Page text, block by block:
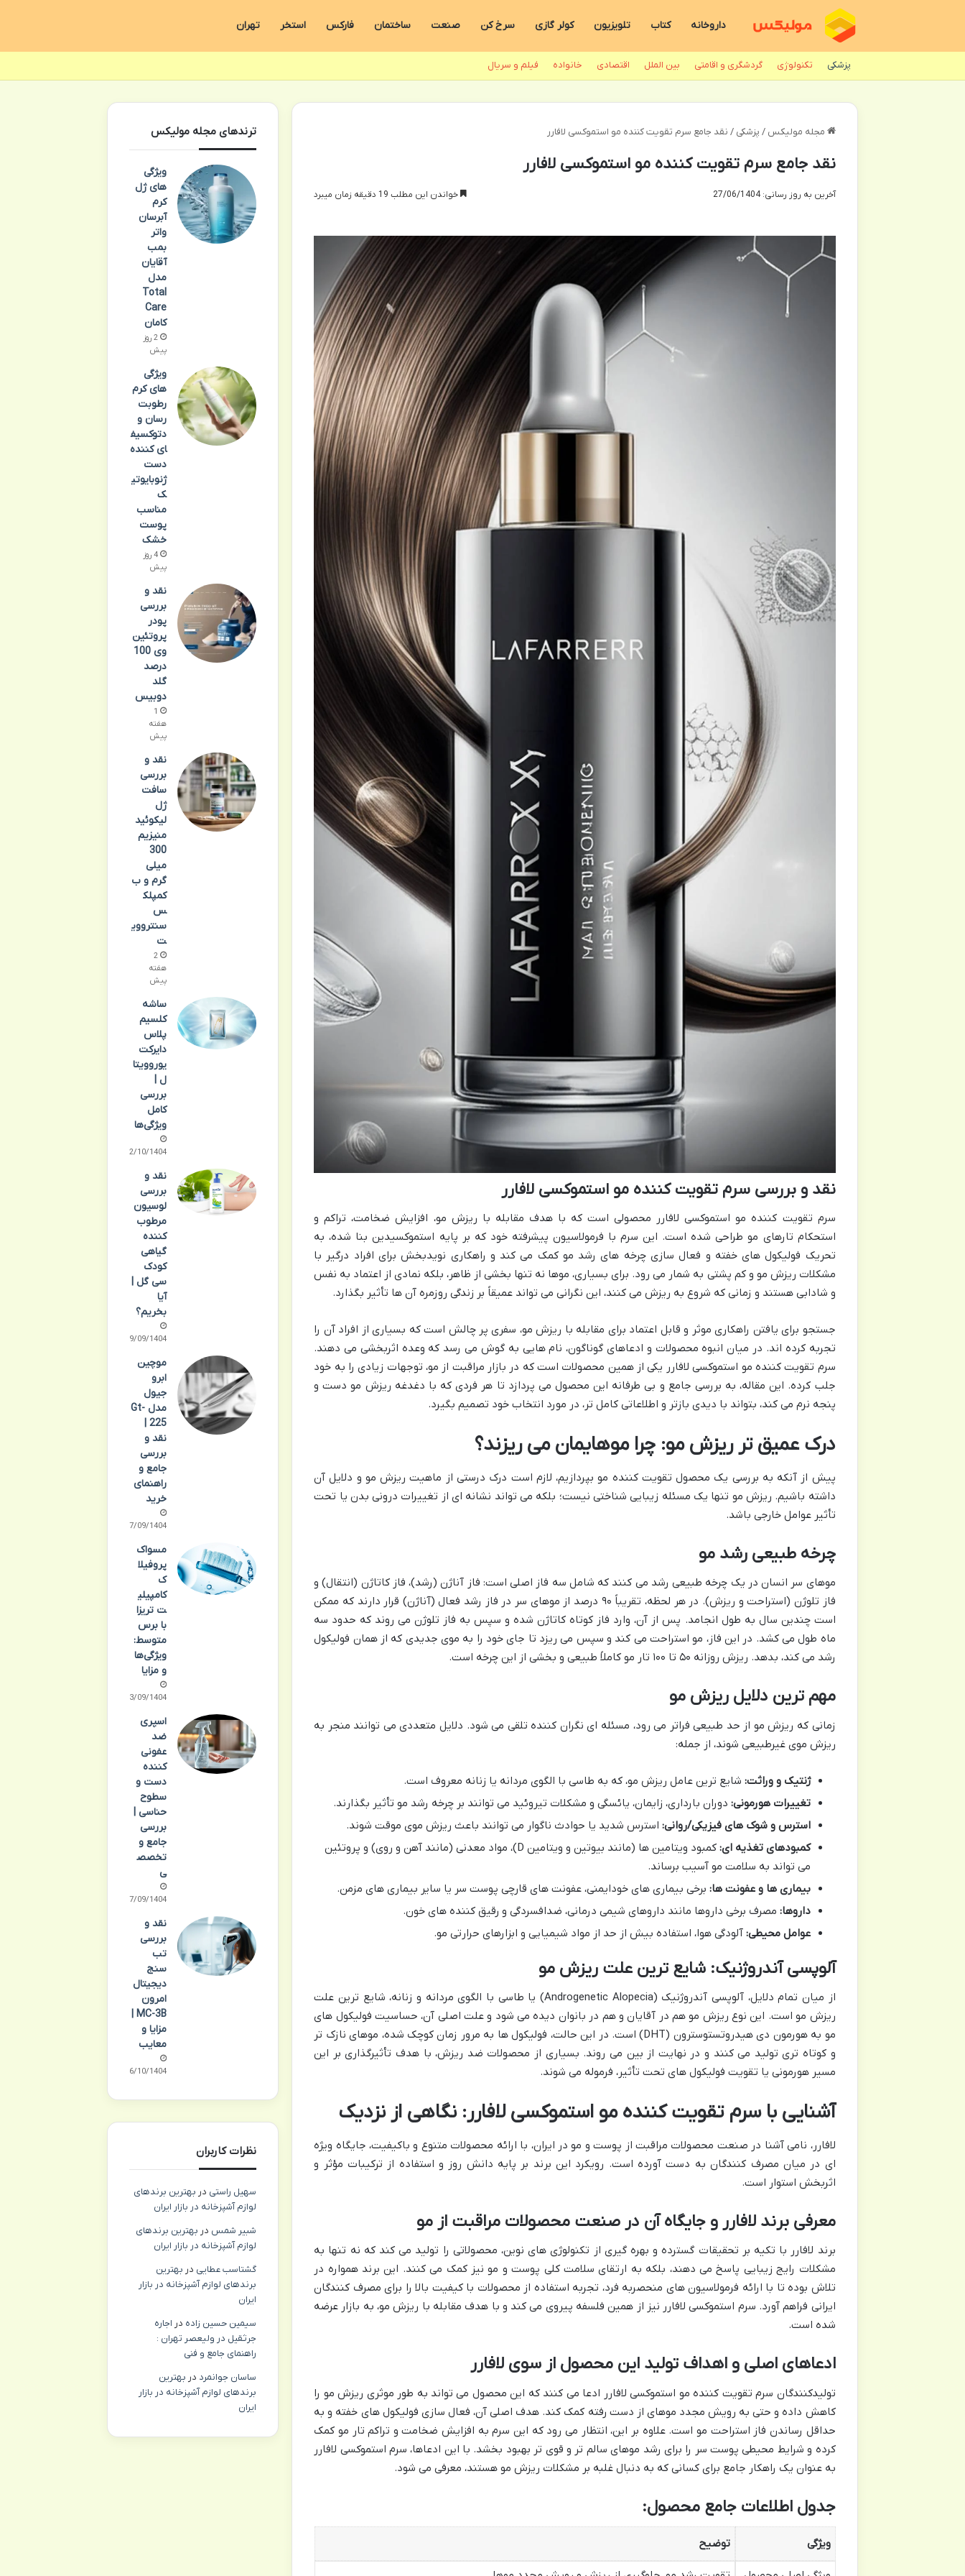
داروخانه کتاب تلویزیون کولر گازی سرخ کن صنعت ساختمان فارکس استخر تهران
پزشکی تکنولوژی گردشگری و اقامتی بین الملل اقتصادی خانواده فیلم و سریال
مجله مولیکس / پزشکی / نقد جامع سرم تقویت کننده مو استموکسی لافارر
نقد جامع سرم تقویت کننده مو استموکسی لافارر
آخرین به روز رسانی: 27/06/1404 خواندن این مطلب 19 دقیقه زمان میبرد
نقد و بررسی سرم تقویت کننده مو استموکسی لافارر
سرم تقویت کننده مو استموکسی لافارر محصولی است که با هدف مقابله با ریزش مو، افزایش ضخامت، تراکم و
استحکام تارهای مو طراحی شده است. این سرم با فرمولاسیون پیشرفته خود که بر پایه استموکسیدین بنا شده، به
تحریک فولیکول های خفته و فعال سازی چرخه های رشد مو کمک می کند و راهکاری نویدبخش برای افراد درگیر با
مشکلات ریزش مو و کم پشتی به شمار می رود. برای بسیاری، موها نه تنها بخشی از ظاهر، بلکه نمادی از اعتماد به نفس
و شادابی هستند و زمانی که شروع به ریزش می کنند، این نگرانی می تواند عمیقاً بر زندگی روزمره آن ها تأثیر بگذارد.
جستجو برای یافتن راهکاری موثر و قابل اعتماد برای مقابله با ریزش مو، سفری پر چالش است که بسیاری از افراد آن را
تجربه کرده اند. در میان انبوه محصولات و ادعاهای گوناگون، نام هایی به گوش می رسد که وعده اثربخشی می دهند.
سرم تقویت کننده مو استموکسی لافارر یکی از همین محصولات است که در بازار مراقبت از مو، توجهات زیادی را به خود
جلب کرده. این مقاله، به بررسی جامع و بی طرفانه این محصول می پردازد تا هر فردی که با دغدغه ریزش مو دست و
پنجه نرم می کند، بتواند با دیدی بازتر و اطلاعاتی کامل تر، در مورد انتخاب خود تصمیم بگیرد.
درک عمیق تر ریزش مو: چرا موهایمان می ریزند؟
پیش از آنکه به بررسی یک محصول تقویت کننده مو بپردازیم، لازم است درک درستی از ماهیت ریزش مو و دلایل آن
داشته باشیم. ریزش مو تنها یک مسئله زیبایی شناختی نیست؛ بلکه می تواند نشانه ای از تغییرات درونی بدن یا تحت
تأثیر عوامل خارجی باشد.
چرخه طبیعی رشد مو
موهای سر انسان در یک چرخه طبیعی رشد می کنند که شامل سه فاز اصلی است: فاز آناژن (رشد)، فاز کاتاژن (انتقال) و
فاز تلوژن (استراحت و ریزش). در هر لحظه، تقریباً ۹۰ درصد از موهای سر در فاز رشد فعال (آناژن) قرار دارند که ممکن
است چندین سال به طول انجامد. پس از آن، وارد فاز کوتاه کاتاژن شده و سپس به فاز تلوژن می روند که حدود سه
ماه طول می کشد. در این فاز، مو استراحت می کند و سپس می ریزد تا جای خود را به موی جدیدی که از همان فولیکول
رشد می کند، بدهد. ریزش روزانه ۵۰ تا ۱۰۰ تار مو کاملاً طبیعی و بخشی از این چرخه است.
مهم ترین دلایل ریزش مو
زمانی که ریزش مو از حد طبیعی فراتر می رود، مسئله ای نگران کننده تلقی می شود. دلایل متعددی می توانند منجر به
ریزش موی غیرطبیعی شوند، از جمله:
ژنتیک و وراثت: شایع ترین عامل ریزش مو، که به طاسی با الگوی مردانه یا زنانه معروف است.
تغییرات هورمونی: دوران بارداری، زایمان، یائسگی و مشکلات تیروئید می توانند بر چرخه رشد مو تأثیر بگذارند.
استرس و شوک های فیزیکی/روانی: استرس شدید یا حوادث ناگوار می توانند باعث ریزش موی موقت شوند.
کمبودهای تغذیه ای:
کمبود ویتامین ها (مانند بیوتین و ویتامین D)، مواد معدنی (مانند آهن و روی) و پروتئین
می تواند به سلامت مو آسیب برساند.
بیماری ها و عفونت ها: برخی بیماری های خودایمنی، عفونت های قارچی پوست سر یا سایر بیماری های مزمن.
داروها: مصرف برخی داروها مانند داروهای شیمی درمانی، ضدافسردگی و رقیق کننده های خون.
عوامل محیطی: آلودگی هوا، استفاده بیش از حد از مواد شیمیایی و ابزارهای حرارتی مو.
آلوپسی آندروژنیک: شایع ترین علت ریزش مو
از میان تمام دلایل، آلوپسی آندروژنیک (Androgenetic Alopecia) یا طاسی با الگوی مردانه و زنانه، شایع ترین علت
ریزش مو است. این نوع ریزش مو هم در آقایان و هم در بانوان دیده می شود و علت اصلی آن، حساسیت فولیکول های
مو به هورمون دی هیدروتستوسترون (DHT) است. در این حالت، فولیکول ها به مرور زمان کوچک شده، موهای نازک تر
و کوتاه تری تولید می کنند و در نهایت از بین می روند. بسیاری از محصولات ضد ریزش، با هدف تأثیرگذاری بر این
مسیر هورمونی یا تقویت فولیکول های تحت تأثیر، فرموله می شوند.
آشنایی با سرم تقویت کننده مو استموکسی لافارر: نگاهی از نزدیک
لافارر، نامی آشنا در صنعت محصولات مراقبت از پوست و مو در ایران، با ارائه محصولات متنوع و باکیفیت، جایگاه ویژه
ای در میان مصرف کنندگان به دست آورده است. رویکرد این برند بر پایه دانش روز و استفاده از ترکیبات مؤثر و
اثربخش استوار است.
معرفی برند لافارر و جایگاه آن در صنعت محصولات مراقبت از مو
برند لافارر با تکیه بر تحقیقات گسترده و بهره گیری از تکنولوژی های نوین، محصولاتی را تولید می کند که نه تنها به
مشکلات رایج زیبایی پاسخ می دهند، بلکه به ارتقای سلامت کلی پوست و مو نیز کمک می کنند. این برند همواره در
تلاش بوده تا با ارائه فرمولاسیون های منحصربه فرد، تجربه استفاده از محصولات با کیفیت بالا را برای مصرف کنندگان
ایرانی فراهم آورد. سرم استموکسی لافارر نیز از همین فلسفه پیروی می کند و با هدف مقابله با ریزش مو، به بازار عرضه
شده است.
ادعاهای اصلی و اهداف تولید این محصول از سوی لافارر
تولیدکنندگان سرم تقویت کننده مو استموکسی لافارر ادعا می کنند که این محصول می تواند به طور موثری ریزش مو را
کاهش داده و حتی به رویش مجدد موهای از دست رفته کمک کند. هدف اصلی آن، فعال سازی فولیکول های خفته و به
حداقل رساندن فاز استراحت مو است. علاوه بر این، انتظار می رود که این سرم به افزایش ضخامت و تراکم تار مو کمک
کرده و شرایط محیطی پوست سر را برای رشد موهای سالم تر و قوی تر بهبود بخشد. با این ادعاها، سرم استموکسی لافارر
به عنوان یک راهکار جامع برای کسانی که به دنبال غلبه بر مشکلات ریزش مو هستند، معرفی می شود.
جدول اطلاعات جامع محصول:
ویژگی توضیح
ترندهای مجله مولیکس
ویژگی
های ژل
کرم
آبرسان
واتر
بمب
آقایان
مدل
Total
Care
کامان
2 روز
پیش
ویژگی
های کرم
رطوبت
رسان و
دتوکسیف
ای کننده
دست
ژنوبایوتی
ک
مناسب
پوست
خشک
4 روز
پیش
نقد و
بررسی
پودر
پروتئین
وی 100
درصد
گلد
دوبیس
1
هفته
پیش
نقد و
بررسی
سافت
ژل
لیکوئید
منیزیم
300
میلی
گرم و ب
کمپلک
س
سنترووی
ت
2
هفته
پیش
ساشه
کلسیم
پلاس
دایرکت
یوروویتا
ل |
بررسی
کامل
ویژگی‌ها
02/10/1404
نقد و
بررسی
لوسیون
مرطوب
کننده
گیاهی
کودک
سی گل |
آیا
بخریم؟
29/09/1404
موچین
ابرو
جیول
مدل Gt-
225 |
نقد و
بررسی
جامع و
راهنمای
خرید
27/09/1404
مسواک
پروفیلا
ک
کامپیلی
ت تریزا
با برس
متوسط:
ویژگی‌ها
و مزایا
23/09/1404
اسپری
ضد
عفونی
کننده
دست و
سطوح
حناسی |
بررسی
جامع و
تخصص
ی
17/09/1404
نقد و
بررسی
تب
سنج
دیجیتال
امرون
MC-3B |
مزایا و
معایب
06/10/1404
نظرات کاربران
سهیل راستی در بهترین برندهای
لوازم آشپزخانه در بازار ایران
شبیر شمس در بهترین برندهای
لوازم آشپزخانه در بازار ایران
گشتاسب عطایی در بهترین
برندهای لوازم آشپزخانه در بازار
ایران
سیمین حسین زاده در اجاره
جرثقیل در ولیعصر تهران :
راهنمای جامع و فنی
ساسان جوانمرد در بهترین
برندهای لوازم آشپزخانه در بازار
ایران